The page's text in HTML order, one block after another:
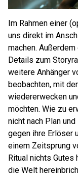
Im Rahmen einer
uns direkt im
machen.
Details zum
weitere Anhänger
beobachten, mit
wiedererwecken
möchten. Wie zu
nicht nach Plan
gegen ihre Erlöser
einem Zeitsprung
Ritual nichts Gutes
die Welt